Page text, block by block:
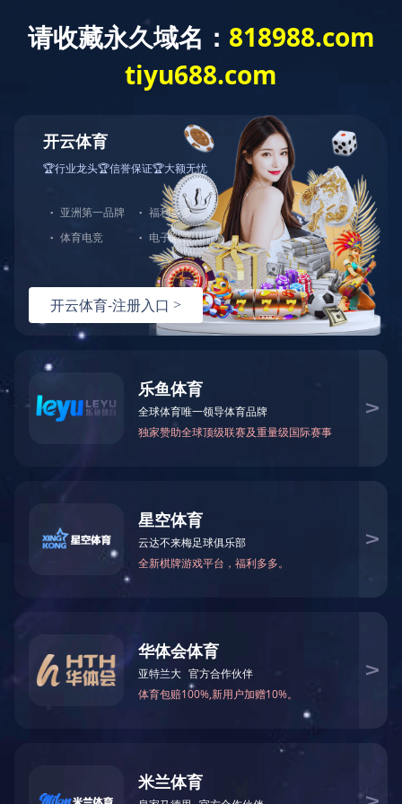
登录名：
密 码：
验证码： <-请在验证码框输入
Copyright © 2003-2026 www.chuge8.com